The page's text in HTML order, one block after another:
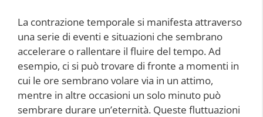
La contrazione temporale si manifesta attraverso
una serie di eventi e situazioni che sembrano
accelerare o rallentare il fluire del tempo. Ad
esempio, ci si può trovare di fronte a momenti in
cui le ore sembrano volare via in un attimo,
mentre in altre occasioni un solo minuto può
sembrare durare un’eternità. Queste fluttuazioni